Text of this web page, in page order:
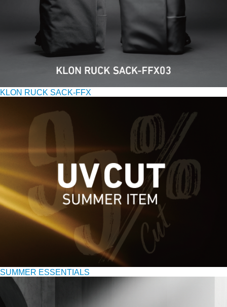
KLON RUCK SACK-FFX
SUMMER ESSENTIALS